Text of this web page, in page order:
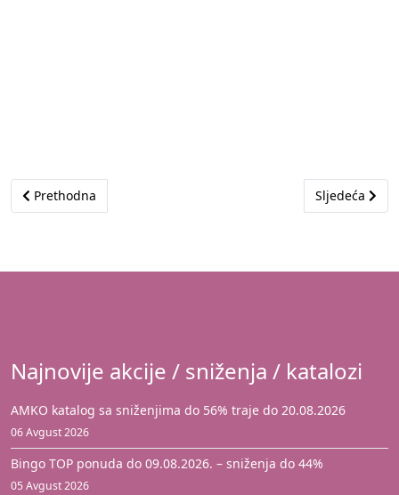
Prethodni članak: Akcija je istekla
Prethodna Sljedeći
Sljedeća
Najnovije akcije / sniženja / katalozi
AMKO katalog sa sniženjima do 56% traje do 20.08.2026
06 Avgust 2026
Bingo TOP ponuda do 09.08.2026. – sniženja do 44%
05 Avgust 2026